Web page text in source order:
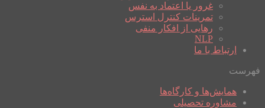
غرور یا اعتماد به نفس
تمرینات کنترل استرس
رهایی از افکار منفی
NLP
ارتباط با ما
فهرست
همایش‌ها و کارگاه‌ها
مشاوره تحصیلی